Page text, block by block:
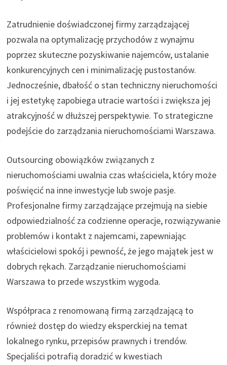
Zatrudnienie doświadczonej firmy zarządzającej
pozwala na optymalizację przychodów z wynajmu
poprzez skuteczne pozyskiwanie najemców, ustalanie
konkurencyjnych cen i minimalizację pustostanów.
Jednocześnie, dbałość o stan techniczny nieruchomości
i jej estetykę zapobiega utracie wartości i zwiększa jej
atrakcyjność w dłuższej perspektywie. To strategiczne
podejście do zarządzania nieruchomościami Warszawa.
Outsourcing obowiązków związanych z
nieruchomościami uwalnia czas właściciela, który może
poświęcić na inne inwestycje lub swoje pasje.
Profesjonalne firmy zarządzające przejmują na siebie
odpowiedzialność za codzienne operacje, rozwiązywanie
problemów i kontakt z najemcami, zapewniając
właścicielowi spokój i pewność, że jego majątek jest w
dobrych rękach. Zarządzanie nieruchomościami
Warszawa to przede wszystkim wygoda.
Współpraca z renomowaną firmą zarządzającą to
również dostęp do wiedzy eksperckiej na temat
lokalnego rynku, przepisów prawnych i trendów.
Specjaliści potrafią doradzić w kwestiach